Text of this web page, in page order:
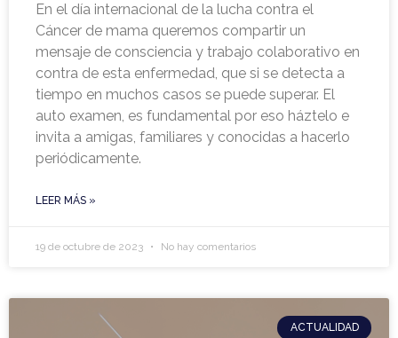
En el día internacional de la lucha contra el
Cáncer de mama queremos compartir un
mensaje de consciencia y trabajo colaborativo en
contra de esta enfermedad, que si se detecta a
tiempo en muchos casos se puede superar. El
auto examen, es fundamental por eso háztelo e
invita a amigas, familiares y conocidas a hacerlo
periódicamente.
LEER MÁS »
19 de octubre de 2023 No hay comentarios
ACTUALIDAD